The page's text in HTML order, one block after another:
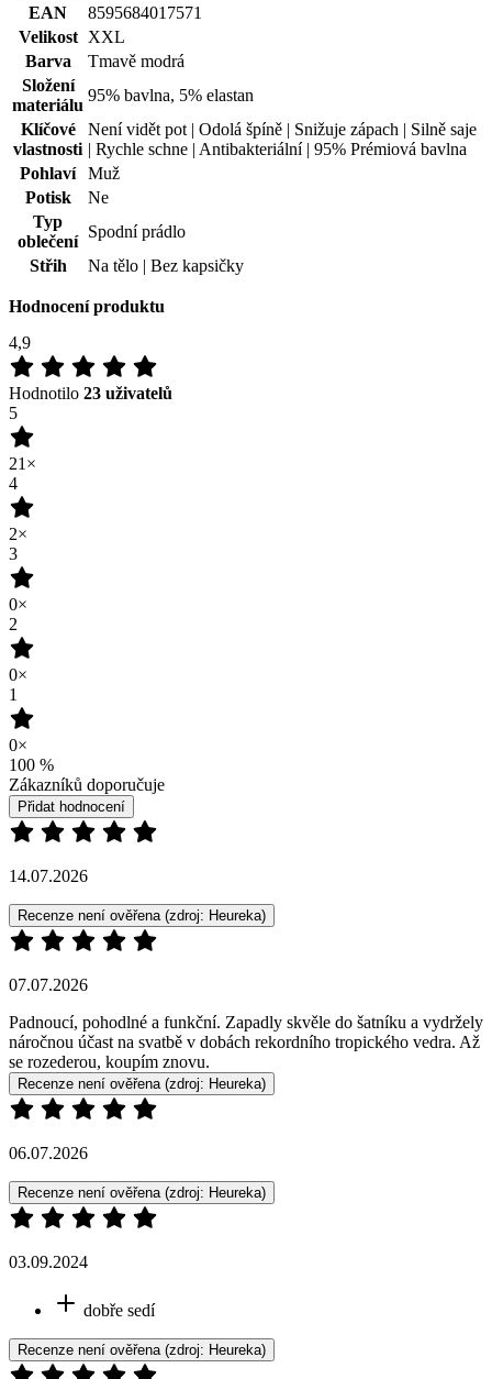
EAN
8595684017571
Velikost
XXL
Barva
Tmavě modrá
Složení
materiálu
95% bavlna, 5% elastan
Klíčové
vlastnosti
Není vidět pot | Odolá špíně | Snižuje zápach | Silně saje
| Rychle schne | Antibakteriální | 95% Prémiová bavlna
Pohlaví
Muž
Potisk
Ne
Typ
oblečení
Spodní prádlo
Střih
Na tělo | Bez kapsičky
Hodnocení produktu
4,9
Hodnotilo 23 uživatelů
5
21×
4
2×
3
0×
2
0×
1
0×
100 %
Zákazníků doporučuje
Přidat hodnocení
14.07.2026
Recenze není ověřena (zdroj: Heureka)
07.07.2026
Padnoucí, pohodlné a funkční. Zapadly skvěle do šatníku a vydržely
náročnou účast na svatbě v dobách rekordního tropického vedra. Až
se rozederou, koupím znovu.
Recenze není ověřena (zdroj: Heureka)
06.07.2026
Recenze není ověřena (zdroj: Heureka)
03.09.2024
dobře sedí
Recenze není ověřena (zdroj: Heureka)